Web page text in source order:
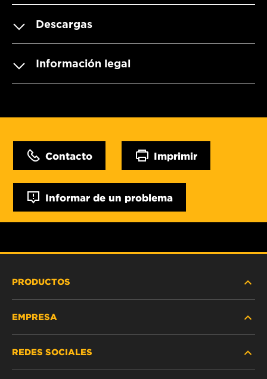
Descargas
Información legal
Contacto Imprimir
Informar de un problema
PRODUCTOS
VEHÍCULOS LIVIANOS Y COMERCIALES
EMPRESA
REDES SOCIALES